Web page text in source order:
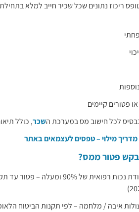
ריכוז נתונים שכל שכיר חייב למלא
פטורים קיימים
לכל חישוב מס במערכת השכר, כולל
מילוי – טפסים לעצמאים באתר
פטור ממס?
איבה / מלחמה – לפי תקנות הביטוח